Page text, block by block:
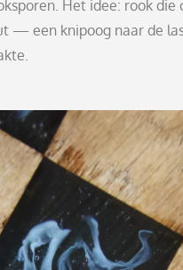
Het idee: rook die
— een knipoog naar de